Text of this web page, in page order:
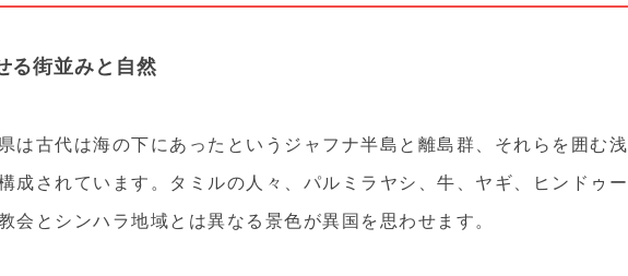
る街並みと自然
は古代は海の下にあったというジャフナ半島と離島群、それらを囲む浅
成されています。タミルの人々、パルミラヤシ、牛、ヤギ、ヒンドゥー
会とシンハラ地域とは異なる景色が異国を思わせます。